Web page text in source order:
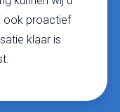
ook proactief
klaar is